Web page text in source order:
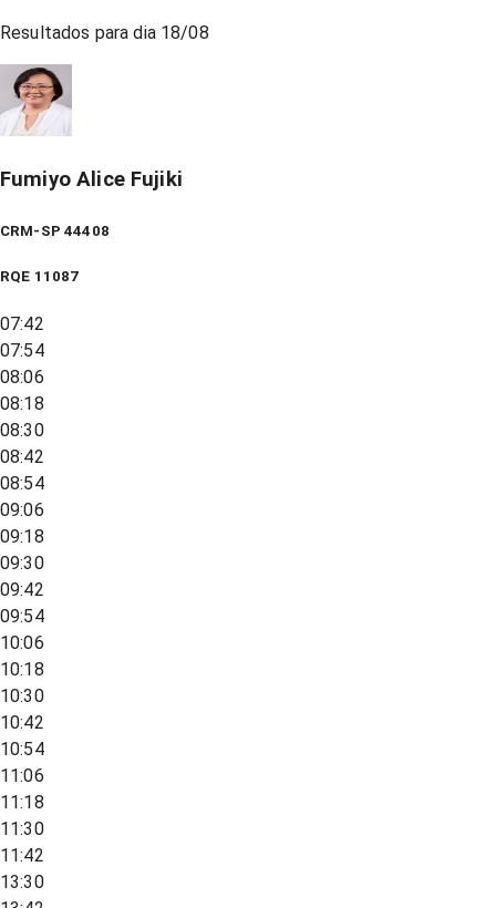
Resultados para dia 18/08
Fumiyo Alice Fujiki
CRM-SP 44408
RQE 11087
07:42
07:54
08:06
08:18
08:30
08:42
08:54
09:06
09:18
09:30
09:42
09:54
10:06
10:18
10:30
10:42
10:54
11:06
11:18
11:30
11:42
13:30